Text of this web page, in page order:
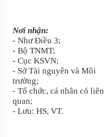
Nơi nhận:
- Như Điều 3;
- Bộ TNMT;
- Cục KSVN;
- Sở Tài nguyên và Môi
trường;
- Tổ chức, cá nhân có liên
quan;
- Lưu: HS, VT.